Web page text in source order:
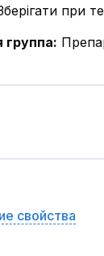
при
группа:
свойства